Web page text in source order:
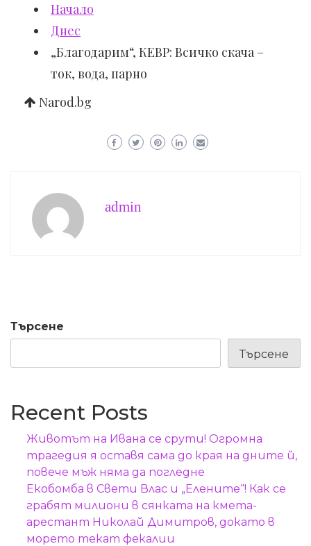
Начало
Днес
„Благодарим“, КЕВР: Всичко скача –
ток, вода, парно
Narod.bg
admin
Търсене
Търсене
Recent Posts
Животът на Ивана се срути! Огромна
трагедия я оставя сама до края на дните й,
повече мъж няма да погледне
Екобомба в Свети Влас и „Елените“! Как се
грабят милиони в сянката на кмета-
арестант Николай Димитров, докато в
морето текат фекалии